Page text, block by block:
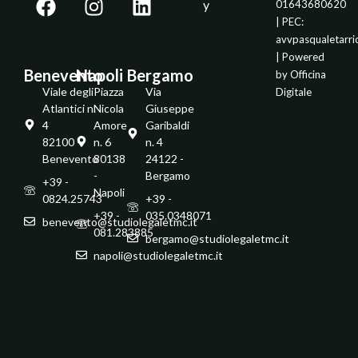
Benevento
Viale degli
Atlantici n.
4
82100 -
Benevento
+39 -
0824.25743
benevento@studiolegaletmc.it
Napoli
Piazza
Nicola
Amore
n. 6
80138
-
Napoli
+39 -
081.283885
napoli@studiolegaletmc.it
Bergamo
Via
Giuseppe
Garibaldi
n. 4
24122 -
Bergamo
+39 -
035.0348071
bergamo@studiolegaletmc.it
y
01643680620
| PEC:
| Powered
byOfficina
Digitale